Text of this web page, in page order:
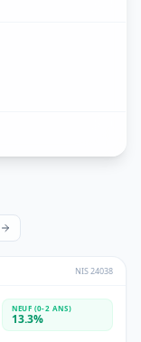
NIS24038
NEUF (0-2 ANS)
13.3%